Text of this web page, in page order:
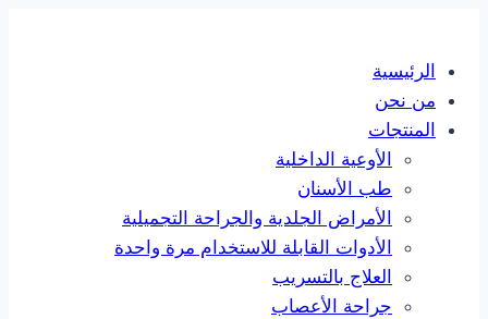
contentالرئيسية
من نحن
المنتجات
الأوعية الداخلية
طب الأسنان
الأمراض الجلدية والجراحة التجميلية
الأدوات القابلة للاستخدام مرة واحدة
العلاج بالتسريب
جراحة الأعصاب